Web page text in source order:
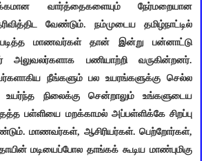
வார்த்தைகளையும் நேர்மறையான
வேண்டும். நம்முடைய தமிழ்நாட்டில்
படித்த மாணவர்கள் தான் இன்று பன்னாட்டு
அலுவலர்களாக பணியாற்றி வருகின்றனர்.
நீங்களும் பல உயரங்களுக்கு செல்ல
நிலைக்கு சென்றாலும் உங்களுடைய
பள்ளியை மறக்காமல் அப்பள்ளிக்கே சிறப்பு
மாணவர்கள், ஆசிரியர்கள். பெற்றோர்கள்,
மடியைப்போல தாங்கக் கூடிய மாண்புமிகு